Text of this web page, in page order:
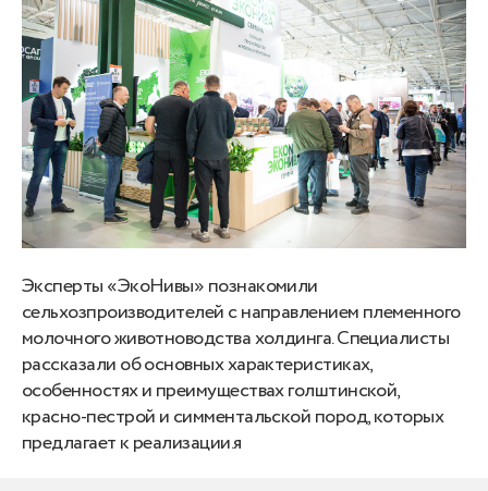
Эксперты «ЭкоНивы» познакомили
сельхозпроизводителей с направлением племенного
молочного животноводства холдинга. Специалисты
рассказали об основных характеристиках,
особенностях и преимуществах голштинской,
красно-пестрой и симментальской пород, которых
предлагает к реализации.я